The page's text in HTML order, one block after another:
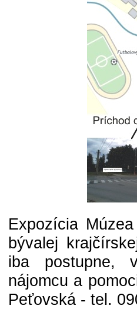
Expozícia
bývalej
iba postupne,
nájomcu a
Peťovská - tel.